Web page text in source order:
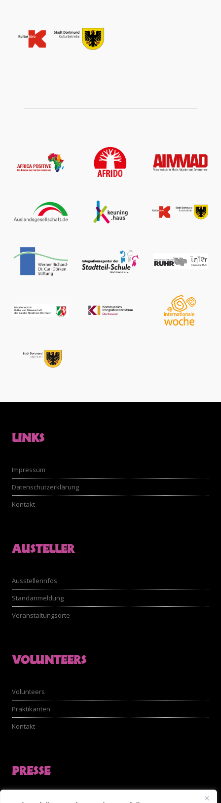
LINKS
Impressum
Datenschutzerklärung
Kontakt
AUSTELLER
Ausstellerinfos
Standanmeldung
Veranstaltungsorte
VOLUNTEERS
Volunteers
Praktikanten
Kontakt
PRESSE